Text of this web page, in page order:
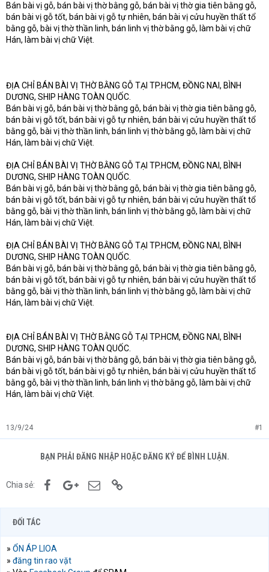
Bán bài vị gỗ, bán bài vị thờ bằng gỗ, bán bài vị thờ gia tiên bằng gỗ,
bán bài vị gỗ tốt, bán bài vị gỗ tự nhiên, bán bài vị cửu huyền thất tổ
bằng gỗ, bài vị thờ thần linh, bán linh vị thờ bằng gỗ, làm bài vị chữ
Hán, làm bài vị chữ Việt.
ĐỊA CHỈ BÁN BÀI VỊ THỜ BẰNG GỖ TẠI TP.HCM, ĐỒNG NAI, BÌNH
DƯƠNG, SHIP HÀNG TOÀN QUỐC.
Bán bài vị gỗ, bán bài vị thờ bằng gỗ, bán bài vị thờ gia tiên bằng gỗ,
bán bài vị gỗ tốt, bán bài vị gỗ tự nhiên, bán bài vị cửu huyền thất tổ
bằng gỗ, bài vị thờ thần linh, bán linh vị thờ bằng gỗ, làm bài vị chữ
Hán, làm bài vị chữ Việt.
ĐỊA CHỈ BÁN BÀI VỊ THỜ BẰNG GỖ TẠI TP.HCM, ĐỒNG NAI, BÌNH
DƯƠNG, SHIP HÀNG TOÀN QUỐC.
Bán bài vị gỗ, bán bài vị thờ bằng gỗ, bán bài vị thờ gia tiên bằng gỗ,
bán bài vị gỗ tốt, bán bài vị gỗ tự nhiên, bán bài vị cửu huyền thất tổ
bằng gỗ, bài vị thờ thần linh, bán linh vị thờ bằng gỗ, làm bài vị chữ
Hán, làm bài vị chữ Việt.
ĐỊA CHỈ BÁN BÀI VỊ THỜ BẰNG GỖ TẠI TP.HCM, ĐỒNG NAI, BÌNH
DƯƠNG, SHIP HÀNG TOÀN QUỐC.
Bán bài vị gỗ, bán bài vị thờ bằng gỗ, bán bài vị thờ gia tiên bằng gỗ,
bán bài vị gỗ tốt, bán bài vị gỗ tự nhiên, bán bài vị cửu huyền thất tổ
bằng gỗ, bài vị thờ thần linh, bán linh vị thờ bằng gỗ, làm bài vị chữ
Hán, làm bài vị chữ Việt.
ĐỊA CHỈ BÁN BÀI VỊ THỜ BẰNG GỖ TẠI TP.HCM, ĐỒNG NAI, BÌNH
DƯƠNG, SHIP HÀNG TOÀN QUỐC.
Bán bài vị gỗ, bán bài vị thờ bằng gỗ, bán bài vị thờ gia tiên bằng gỗ,
bán bài vị gỗ tốt, bán bài vị gỗ tự nhiên, bán bài vị cửu huyền thất tổ
bằng gỗ, bài vị thờ thần linh, bán linh vị thờ bằng gỗ, làm bài vị chữ
Hán, làm bài vị chữ Việt.
13/9/24 #1
BẠN PHẢI ĐĂNG NHẬP HOẶC ĐĂNG KÝ ĐỂ BÌNH LUẬN.
Chia sẻ: FacebookGoogle+Email
ĐỐI TÁC
» ỔN ÁP LIOA
» đăng tin rao vặt